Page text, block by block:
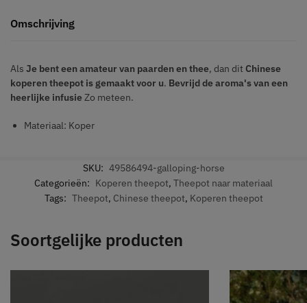
Omschrijving
Als Je bent een amateur van paarden en thee, dan dit Chinese
koperen theepot is gemaakt voor u. Bevrijd de aroma's van een
heerlijke infusieZo meteen.
Materiaal: Koper
SKU: 49586494-galloping-horse
Categorieën: Koperen theepot, Theepot naar materiaal
Tags: Theepot, Chinese theepot, Koperen theepot
Soortgelijke producten